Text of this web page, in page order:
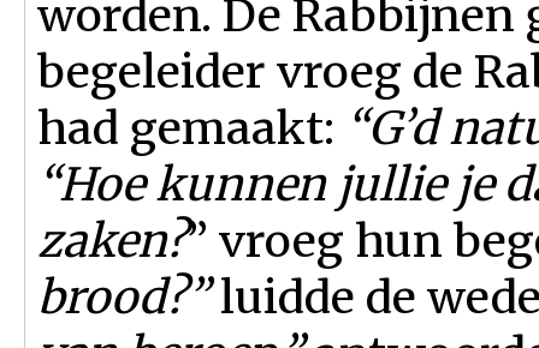
worden. De Rabbijnen
begeleider vroeg de
had gemaakt: “G’d
“Hoe kunnen jullie je
zaken?” vroeg hun
brood?”luidde de